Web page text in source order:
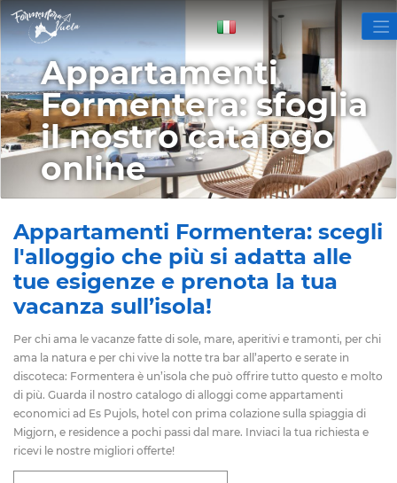
Appartamenti
Formentera: sfoglia
il nostro catalogo
online
Appartamenti Formentera: scegli
l'alloggio che più si adatta alle
tue esigenze e prenota la tua
vacanza sull’isola!
Per chi ama le vacanze fatte di sole, mare, aperitivi e tramonti, per chi
ama la natura e per chi vive la notte tra bar all’aperto e serate in
discoteca: Formentera è un’isola che può offrire tutto questo e molto
di più. Guarda il nostro catalogo di alloggi come appartamenti
economici ad Es Pujols, hotel con prima colazione sulla spiaggia di
Migjorn, e residence a pochi passi dal mare. Inviaci la tua richiesta e
ricevi le nostre migliori offerte!